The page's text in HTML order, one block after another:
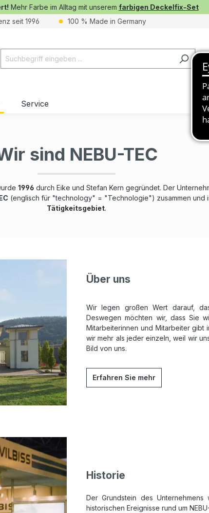
Mehr Farbe im Alltag mit unserem farbigen Deckelfix-Set
seit 1996 100 % Made in Germany
Service
sind NEBU-TEC
1996 durch Eike und Stefan Kern gegründet. Der
(englisch für "technology" = "Technologie") zusammen und
Tätigkeitsgebiet.
Über uns
Wir legen großen Wert darauf,
Deswegen möchten wir, dass Sie
Mitarbeiterinnen und Mitarbeiter gibt
wir mehr als jeder einzeln, weil wir
Bild von uns.
Erfahren Sie mehr
Historie
Der Grundstein des
historischen Ereignisse rund um